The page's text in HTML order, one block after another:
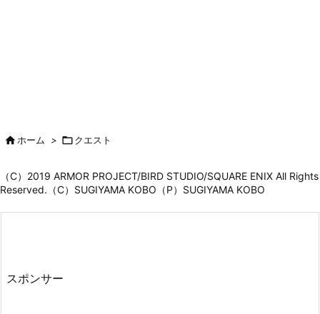
ホーム > クエスト
（C）2019 ARMOR PROJECT/BIRD STUDIO/SQUARE ENIX All Rights
Reserved.（C）SUGIYAMA KOBO（P）SUGIYAMA KOBO
スポンサー